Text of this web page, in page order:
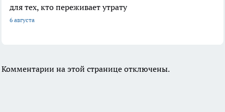
для тех, кто переживает утрату
6 августа
Комментарии на этой странице отключены.